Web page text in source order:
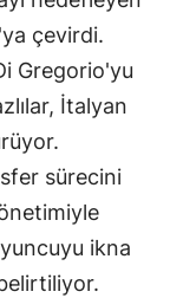
çevirdi.
Gregorio'yu
İtalyan
sürecini
ikna